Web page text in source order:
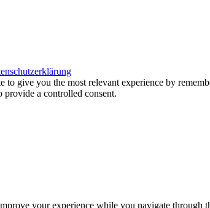
to give you the most relevant experience by
a controlled consent.
your experience while you navigate through